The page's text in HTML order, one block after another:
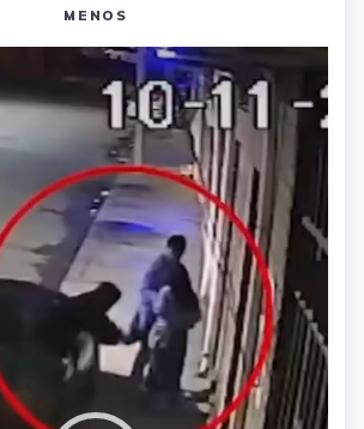
MENOS
Reproductor
de
vídeo